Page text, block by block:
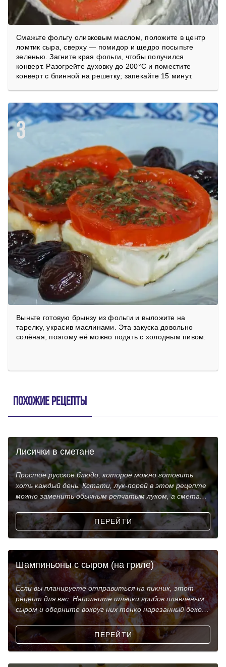
Смажьте фольгу оливковым маслом, положите в центр
ломтик сыра, сверху — помидор и щедро посыпьте
зеленью. Загните края фольги, чтобы получился
конверт. Разогрейте духовку до 200°C и поместите
конверт с блинной на решетку; запекайте 15 минут.
3
Выньте готовую брынзу из фольги и выложите на
тарелку, украсив маслинами. Эта закуска довольно
солёная, поэтому её можно подать с холодным пивом.
Похожие рецепты
Лисички в сметане
Простое русское блюдо, которое можно готовить
хоть каждый день. Кстати, лук-порей в этом рецепте
можно заменить обычным репчатым луком, а сметану
— сл
ПЕРЕЙТИ
Шампиньоны с сыром (на гриле)
Если вы планируете отправиться на пикник, этот
рецепт для вас. Наполните шляпки грибов плавленым
сыром и оберните вокруг них тонко нарезанный бекон
ил
ПЕРЕЙТИ